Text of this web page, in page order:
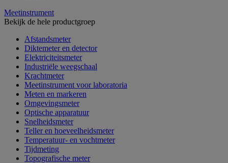
Meetinstrument
Bekijk de hele productgroep
Afstandsmeter
Diktemeter en detector
Elektriciteitsmeter
Industriële weegschaal
Krachtmeter
Meetinstrument voor laboratoria
Meten en markeren
Omgevingsmeter
Optische apparatuur
Snelheidsmeter
Teller en hoeveelheidsmeter
Temperatuur- en vochtmeter
Tijdmeting
Topografische meter